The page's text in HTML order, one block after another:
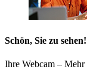
Schön, Sie zu sehen!
Ihre Webcam –